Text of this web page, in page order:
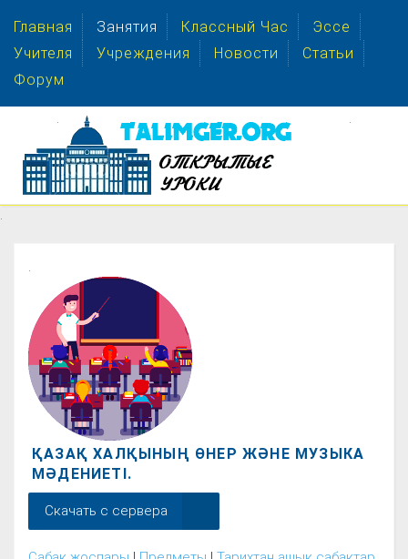
Главная Занятия Классный Час
Эссе
Учителя
Учреждения Новости
Статьи
Форум
.
.
ҚАЗАҚ ХАЛҚЫНЫҢ ӨНЕР ЖӘНЕ МУЗЫКА
МӘДЕНИЕТІ.
Скачать с сервера
. .